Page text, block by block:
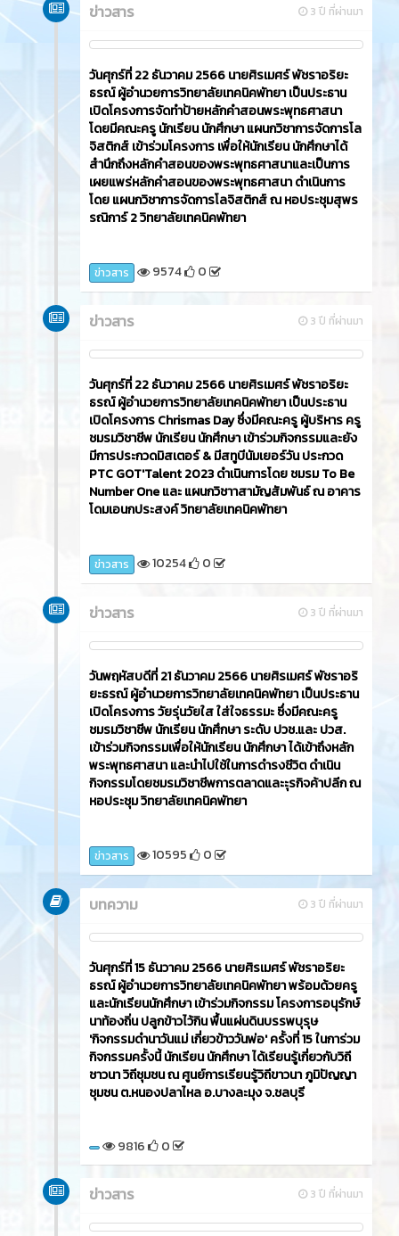
3 ปี ที่ผ่านมา
ข่าวสาร
วันศุกร์ที่ 22 ธันวาคม 2566​ นายศิรเมศร์ พัชราอริยะ
ธรณ์ ผู้อำนวยการวิทยาลัยเทคนิคพัทยา เป็นประธาน
เปิดโครงการจัดทำป้ายหลักคำสอนพระพุทธศาสนา
โดยมีคณะครู นักเรียน นักศึกษา แผนกวิชาการจัดการโล
จิสติกส์ เข้าร่วมโครงการ เพื่อให้นักเรียน นักศึกษาได้
สำนึกถึงหลักคำสอนของพระพุทธศาสนาและเป็นการ
เผยแพร่หลักคำสอนของพระพุทธศาสนา ดำเนินการ
โดย แผนกวิชาการจัดการโลจิสติกส์ ณ หอประชุมสุพร
รณิการ์ 2 วิทยาลัยเทคนิคพัทยา
ข่าวสาร 9574 0
3 ปี ที่ผ่านมา
ข่าวสาร
วันศุกร์ที่ 22 ธันวาคม 2566​ นายศิรเมศร์ พัชราอริยะ
ธรณ์ ผู้อำนวยการวิทยาลัยเทคนิคพัทยา เป็นประธาน
เปิดโครงการ Chrismas Day ซึ่งมีคณะครู ผู้บริหาร ครู
ชมรมวิชาชีพ นักเรียน นักศึกษา เข้าร่วมกิจกรรมและยัง
มีการประกวดมิสเตอร์ & มีสทูบีนัมเยอร์วัน ประกวด
PTC GOT'Talent 2023 ดำเนินการโดย ชมรม To Be
Number One และ แผนกวิชาาสามัญสัมพันธ์ ณ อาคาร
โดมเอนกประสงค์ วิทยาลัยเทคนิคพัทยา
ข่าวสาร 10254 0
3 ปี ที่ผ่านมา
ข่าวสาร
วันพฤหัสบดีที่ 21 ธันวาคม 2566​ นายศิรเมศร์ พัชราอริ
ยะธรณ์ ผู้อำนวยการวิทยาลัยเทคนิคพัทยา เป็นประธาน
เปิดโครงการ วัยรุ่นวัยใส ใส่ใจธรรมะ ซึ่งมีคณะครู
ชมรมวิชาชีพ นักเรียน นักศึกษา ระดับ ปวช.และ ปวส.
เข้าร่วมกิจกรรมเพื่อให้นักเรียน นักศึกษา ได้เข้าถึงหลัก
พระพุทธศาสนา และนำไปใช้ในการดำรงชีวิต ดำเนิน
กิจกรรมโดยชมรมวิชาชีพการตลาดและะุรกิจค้าปลีก ณ
หอประชุม วิทยาลัยเทคนิคพัทยา
ข่าวสาร 10595 0
3 ปี ที่ผ่านมา
บทความ
วันศุกร์ที่ 15 ธันวาคม 2566​ นายศิรเมศร์ พัชราอริยะ
ธรณ์ ผู้อำนวยการวิทยาลัยเทคนิคพัทยา พร้อมด้วยครู
และนักเรียนนักศึกษา เข้าร่วมกิจกรรม โครงการอนุรักษ์
นาท้องถิ่น ปลูกข้าวไว้กิน พื้นแผ่นดินบรรพบุรุษ
'กิจกรรมดำนาวันแม่ เกี่ยวข้าววันพ่อ' ครั้งที่ 15 ในการ่วม
กิจกรรมครั้งนี้ นักเรียน นักศึกษา ได้เรียนรู้เกี่ยวกับวิถี
ชาวนา วิถีชุมชน ณ ศูนย์การเรียนรู้วิถีขาวนา ภูมิปัญญา
ชุมชน ต.หนองปลาไหล อ.บางละมุง จ.ชลบุรี
9816 0
3 ปี ที่ผ่านมา
ข่าวสาร